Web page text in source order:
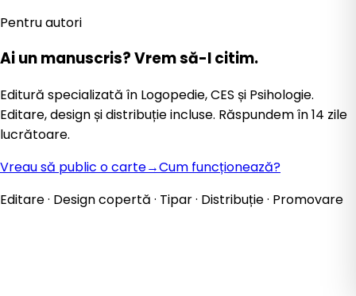
Pentru autori
Ai un manuscris?Vrem să-l citim.
Editură specializată în Logopedie, CES și Psihologie.
Editare, design și distribuție incluse. Răspundem în 14 zile
lucrătoare.
Vreau să public o carte→Cum funcționează?
Editare · Design copertă · Tipar · Distribuție · Promovare